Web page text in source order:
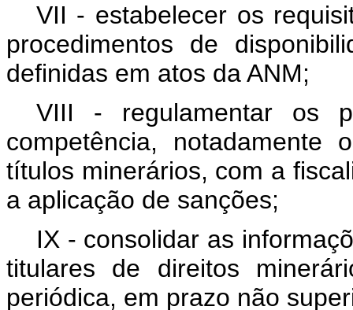
VII - estabelecer os
procedimentos de
definidas em atos da ANM;
VIII - regulamentar os
competência,
títulos minerários, com a
a aplicação de sanções;
IX - consolidar as
titulares de direitos
periódica, em prazo não